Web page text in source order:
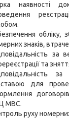
наявності
обліку,
знаків,
за
та
для
МВС.
руху